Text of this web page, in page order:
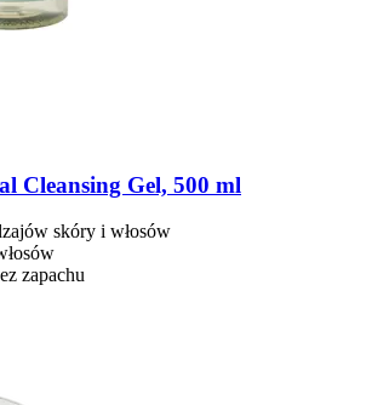
Cleansing Gel, 500 ml
skóry i włosów
zapachu